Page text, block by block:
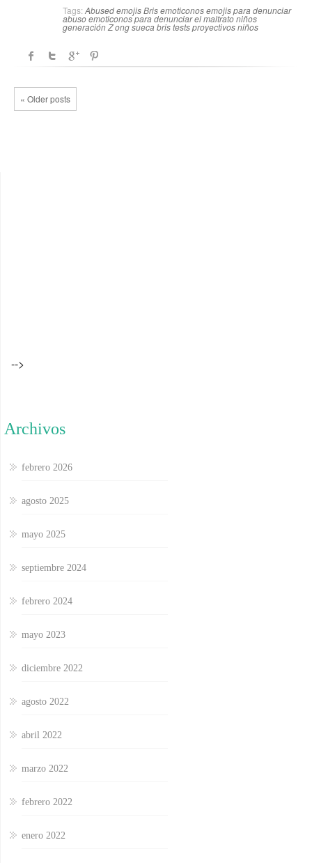
Tags: Abused emojisBris emoticonosemojis para denunciar
abusoemoticonos para denunciar el maltratoniños
generación Zong sueca bristests proyectivos niños
« Older posts
-->
Archivos
febrero 2026
agosto 2025
mayo 2025
septiembre 2024
febrero 2024
mayo 2023
diciembre 2022
agosto 2022
abril 2022
marzo 2022
febrero 2022
enero 2022